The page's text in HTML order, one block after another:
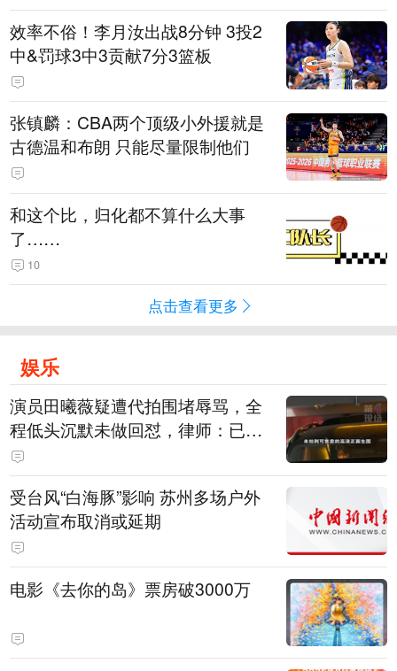
效率不俗！李月汝出战8分钟 3投2
中&罚球3中3贡献7分3篮板
张镇麟：CBA两个顶级小外援就是
古德温和布朗 只能尽量限制他们
和这个比，归化都不算什么大事
了……
10
点击查看更多
娱乐
演员田曦薇疑遭代拍围堵辱骂，全
程低头沉默未做回怼，律师：已超
出公众人物应容忍的合理界限
受台风“白海豚”影响 苏州多场户外
活动宣布取消或延期
电影《去你的岛》票房破3000万